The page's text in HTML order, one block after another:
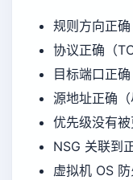
规则方向正确
协议正确（
目标端口正确
源地址正确（
优先级没有
NSG 关联到
虚拟机 OS